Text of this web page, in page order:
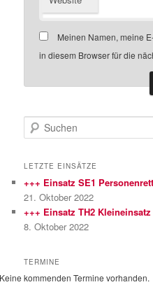
Meinen Namen, meine
in diesem Browser für die
u
h
n
LETZTE EINSÄTZE
+++ Einsatz SE1
21. Oktober 2022
+++ Einsatz TH2
8. Oktober 2022
TERMINE
Keine kommenden Termine vorhanden.